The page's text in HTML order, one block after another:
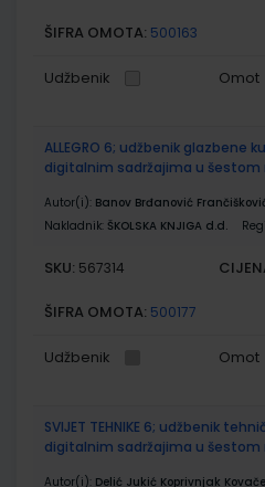
ŠIFRA OMOTA: 500163
Udžbenik Omot
ALLEGRO 6; udžbenik glazbene
digitalnim sadržajima u šestom
Autor(i): Banov Brđanović
Nakladnik: ŠKOLSKA KNJIGA d.d.
SKU: 567314
ŠIFRA OMOTA: 500177
Udžbenik Omot
SVIJET TEHNIKE 6; udžbenik
digitalnim sadržajima u šestom
Autor(i): Delić Jukić Koprivnjak